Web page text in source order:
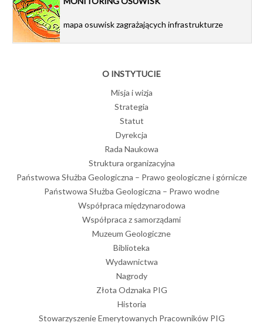
mapa osuwisk zagrażających infrastrukturze
O INSTYTUCIE
Misja i wizja
Strategia
Statut
Dyrekcja
Rada Naukowa
Struktura organizacyjna
Państwowa Służba Geologiczna – Prawo geologiczne i górnicze
Państwowa Służba Geologiczna – Prawo wodne
Współpraca międzynarodowa
Współpraca z samorządami
Muzeum Geologiczne
Biblioteka
Wydawnictwa
Nagrody
Złota Odznaka PIG
Historia
Stowarzyszenie Emerytowanych Pracowników PIG